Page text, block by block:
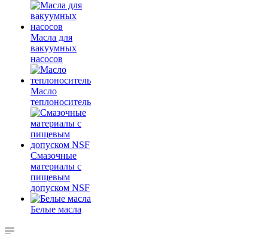
Масла для
вакуумных
насосов
Масло
теплоноситель
Смазочные
материалы с
пищевым
допуском NSF
Белые масла